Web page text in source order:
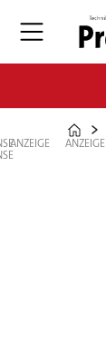
Home
ANZEIGE ANZEIGE